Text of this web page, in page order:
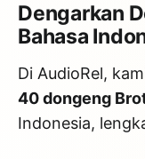
Dengarkan
Bahasa
Di AudioRel,
40 dongeng
Indonesia,